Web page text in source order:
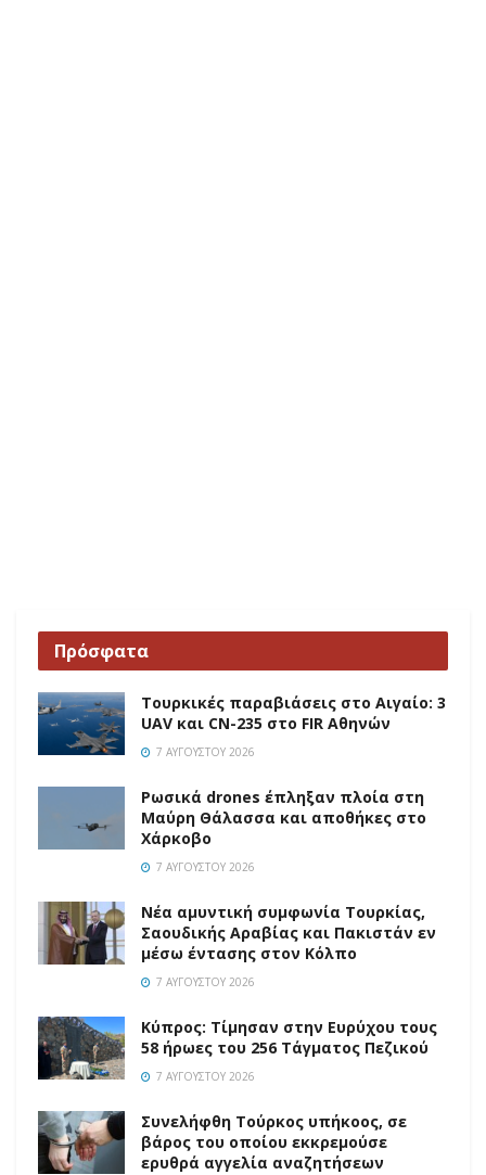
Πρόσφατα
Τουρκικές παραβιάσεις στο Αιγαίο: 3
UAV και CN-235 στο FIR Αθηνών
7 ΑΥΓΟΎΣΤΟΥ 2026
Ρωσικά drones έπληξαν πλοία στη
Μαύρη Θάλασσα και αποθήκες στο
Χάρκοβο
7 ΑΥΓΟΎΣΤΟΥ 2026
Νέα αμυντική συμφωνία Τουρκίας,
Σαουδικής Αραβίας και Πακιστάν εν
μέσω έντασης στον Κόλπο
7 ΑΥΓΟΎΣΤΟΥ 2026
Κύπρος: Τίμησαν στην Ευρύχου τους
58 ήρωες του 256 Τάγματος Πεζικού
7 ΑΥΓΟΎΣΤΟΥ 2026
Συνελήφθη Τούρκος υπήκοος, σε
βάρος του οποίου εκκρεμούσε
ερυθρά αγγελία αναζητήσεων